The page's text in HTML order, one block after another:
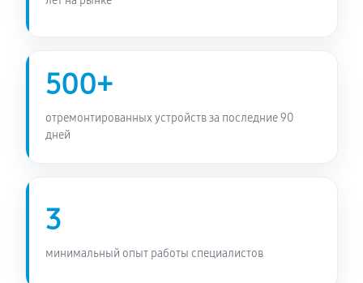
500+
отремонтированных устройств за последние 90
дней
3
минимальный опыт работы специалистов